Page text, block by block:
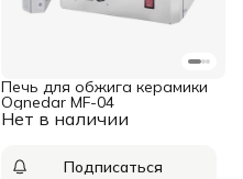
Нет в наличии
Печь для обжига керамики
Ognedar MF-04
Подписаться